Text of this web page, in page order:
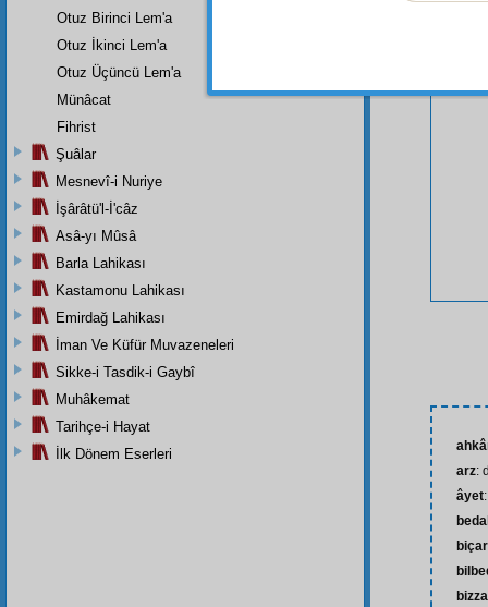
arz:
âyet
Otuz Birinci Lem'a
Otuz İkinci Lem'a
Otuz Üçüncü Lem'a
Münâcat
Fihrist
Şuâlar
Mesnevî-i Nuriye
İşârâtü'l-İ'câz
Asâ-yı Mûsâ
Barla Lahikası
Kastamonu Lahikası
Emirdağ Lahikası
İman Ve Küfür Muvazeneleri
Sikke-i Tasdik-i Gaybî
Muhâkemat
Tarihçe-i Hayat
İlk Dönem Eserleri